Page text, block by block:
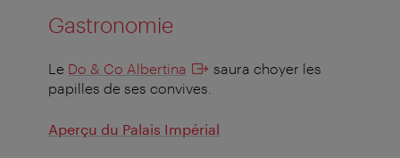
Gastronomie
Le Do & Co Albertina
saura choyer les
papilles de ses convives.
Aperçu du Palais Impérial